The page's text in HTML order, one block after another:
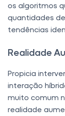
os algoritmos
quantidades
tendências
Realidade
Propicia
interação
muito comum
realidade